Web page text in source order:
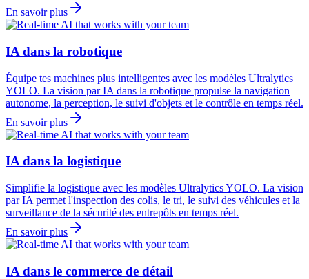
En savoir plus
IA dans la robotique
Équipe tes machines plus intelligentes avec les modèles Ultralytics
YOLO. La vision par IA dans la robotique propulse la navigation
autonome, la perception, le suivi d'objets et le contrôle en temps réel.
En savoir plus
IA dans la logistique
Simplifie la logistique avec les modèles Ultralytics YOLO. La vision
par IA permet l'inspection des colis, le tri, le suivi des véhicules et la
surveillance de la sécurité des entrepôts en temps réel.
En savoir plus
IA dans le commerce de détail